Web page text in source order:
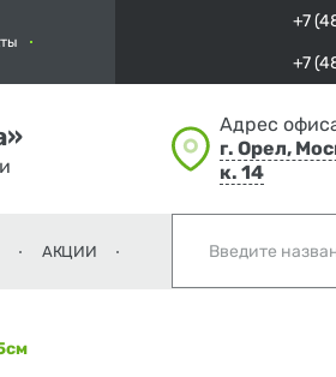
+7
+7
Адрес
г. Орел,
к. 14
АКЦИИ